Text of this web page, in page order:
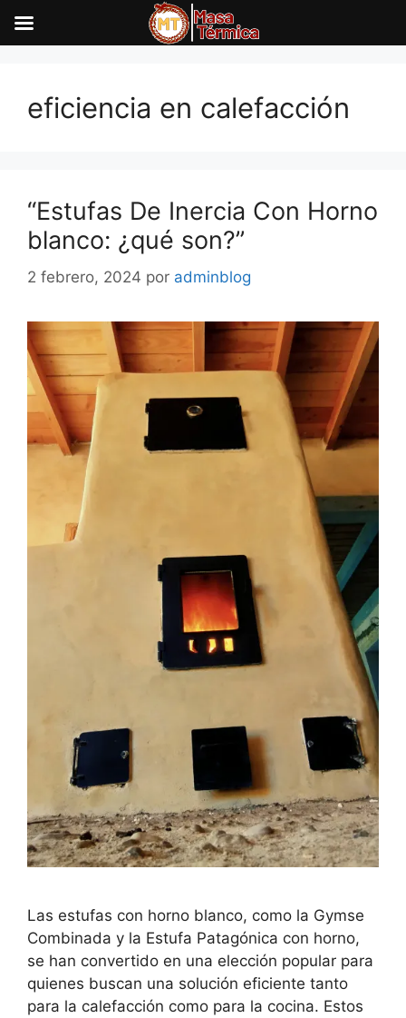
contenido
eficiencia en calefacción
“Estufas De Inercia Con Horno
blanco: ¿qué son?”
2 febrero, 2024 por adminblog
Las estufas con horno blanco, como la Gymse
Combinada y la Estufa Patagónica con horno,
se han convertido en una elección popular para
quienes buscan una solución eficiente tanto
para la calefacción como para la cocina. Estos